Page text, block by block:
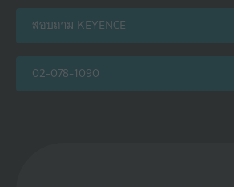
สอบถาม KEYENCE
02-078-1090